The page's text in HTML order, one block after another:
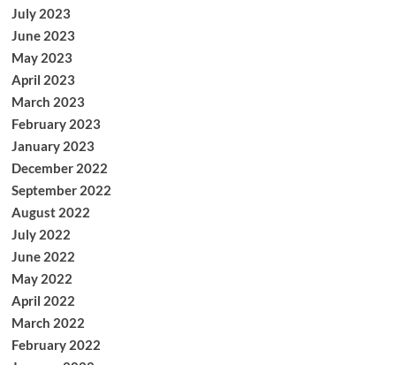
July 2023
June 2023
May 2023
April 2023
March 2023
February 2023
January 2023
December 2022
September 2022
August 2022
July 2022
June 2022
May 2022
April 2022
March 2022
February 2022